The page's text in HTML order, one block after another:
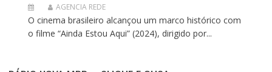
AGENCIA REDE
O cinema brasileiro alcançou um marco histórico com
o filme “Ainda Estou Aqui” (2024), dirigido por...